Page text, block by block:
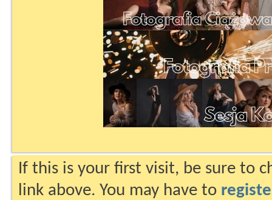
If this is your first visit, be sure to
link above. You may have to